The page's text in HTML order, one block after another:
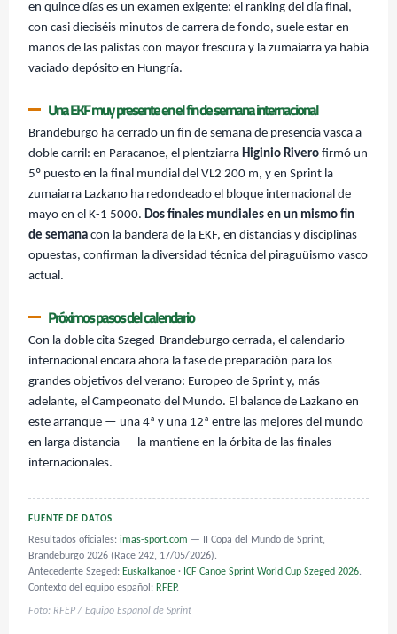
en quince días es un examen exigente: el ranking del día final,
con casi dieciséis minutos de carrera de fondo, suele estar en
manos de las palistas con mayor frescura y la zumaiarra ya había
vaciado depósito en Hungría.
Una EKF muy presente en el fin de semana internacional
Brandeburgo ha cerrado un fin de semana de presencia vasca a
doble carril: en Paracanoe, el plentziarra Higinio Rivero firmó un
5º puesto en la final mundial del VL2 200 m, y en Sprint la
zumaiarra Lazkano ha redondeado el bloque internacional de
mayo en el K-1 5000. Dos finales mundiales en un mismo fin
de semana con la bandera de la EKF, en distancias y disciplinas
opuestas, confirman la diversidad técnica del piraguüismo vasco
actual.
Próximos pasos del calendario
Con la doble cita Szeged-Brandeburgo cerrada, el calendario
internacional encara ahora la fase de preparación para los
grandes objetivos del verano: Europeo de Sprint y, más
adelante, el Campeonato del Mundo. El balance de Lazkano en
este arranque — una 4ª y una 12ª entre las mejores del mundo
en larga distancia — la mantiene en la órbita de las finales
internacionales.
FUENTE DE DATOS
Resultados oficiales: imas-sport.com — II Copa del Mundo de Sprint,
Brandeburgo 2026 (Race 242, 17/05/2026).
Antecedente Szeged: Euskalkanoe · ICF Canoe Sprint World Cup Szeged 2026.
Contexto del equipo español: RFEP.
Foto: RFEP / Equipo Español de Sprint